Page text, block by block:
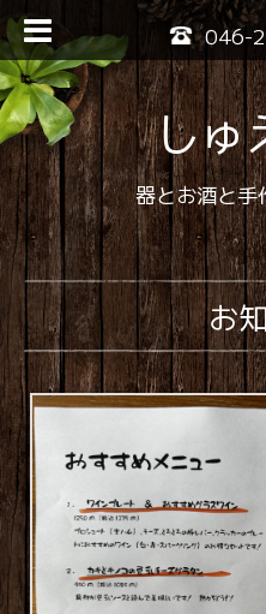
046-
しゅ
器とお酒と手
お